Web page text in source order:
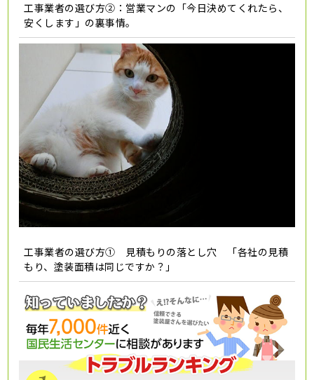
工事業者の選び方②：営業マンの「今日決めてくれたら、
安くします」の裏事情。
工事業者の選び方① 見積もりの落とし穴 「各社の見積
もり、塗装面積は同じですか？」